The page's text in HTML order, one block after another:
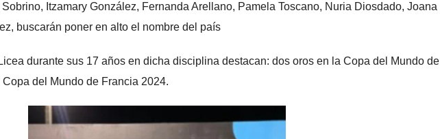
Itzamary González, Fernanda Arellano, Pamela Toscano, Nuria Diosdado, Joana
buscarán poner en alto el nombre del país
durante sus 17 años en dicha disciplina destacan: dos oros en la Copa del Mundo de
del Mundo de Francia 2024.